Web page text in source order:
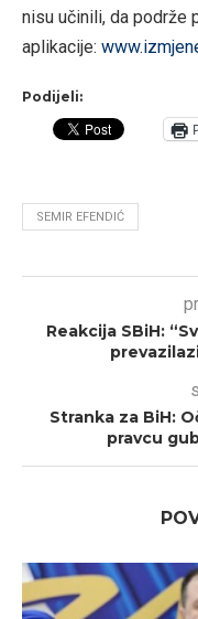
nisu učinili, da podrže
aplikacije:
Podijeli:
SEMIR EFENDIĆ
Reakcija SBiH:
Stranka za BiH:
pravcu